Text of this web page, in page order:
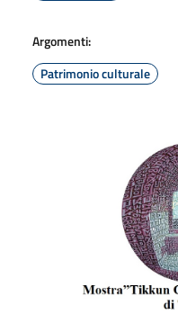
Argomenti:
Patrimonio culturale